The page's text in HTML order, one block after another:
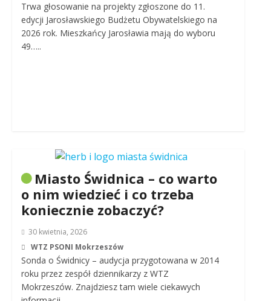
Trwa głosowanie na projekty zgłoszone do 11.
edycji Jarosławskiego Budżetu Obywatelskiego na
2026 rok. Mieszkańcy Jarosławia mają do wyboru
49…..
Miasto Świdnica – co warto
o nim wiedzieć i co trzeba
koniecznie zobaczyć?
30 kwietnia, 2026
WTZ PSONI Mokrzeszów
Sonda o Świdnicy – audycja przygotowana w 2014
roku przez zespół dziennikarzy z WTZ
Mokrzeszów. Znajdziesz tam wiele ciekawych